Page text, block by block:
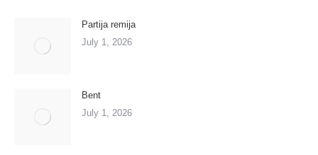
Partija remija
July 1, 2026
Bent
July 1, 2026